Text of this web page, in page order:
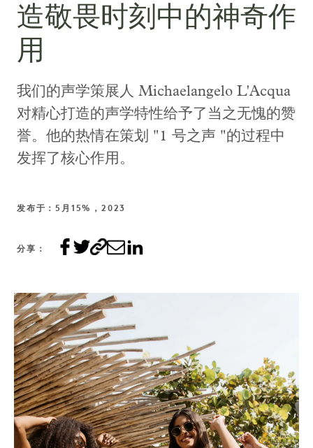
造敬畏时刻中的神奇作
用
我们的声学策展人 Michaelangelo L'Acqua
对精心打造的声学特性给予了当之无愧的赞
誉。他的热情在策划 "1 号之声 "的过程中
发挥了核心作用。
发布于：5月15%，2023
分享：